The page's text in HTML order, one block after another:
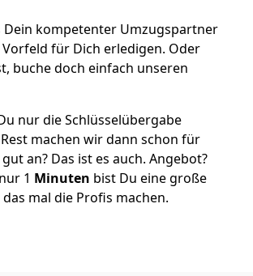
Dein kompetenter Umzugspartner
Vorfeld für Dich erledigen. Oder
buche doch einfach unseren
nur die Schlüsselübergabe
machen wir dann schon für
an? Das ist es auch. Angebot?
1 Minuten bist Du eine große
das mal die Profis machen.